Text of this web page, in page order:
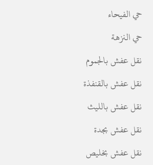
حي الفيحاء
حي النزهة
نقل عفش بالجموم
نقل عفش بالقنفذة
نقل عفش بالليث
نقل عفش بجدة
نقل عفش بخليص